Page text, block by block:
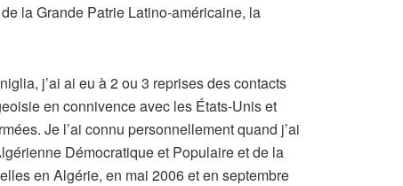
la Grande Patrie Latino-américaine, la
j’ai ai eu à 2 ou 3 reprises des contacts
en connivence avec les États-Unis et
Je l’ai connu personnellement quand j’ai
Démocratique et Populaire et de la
en Algérie, en mai 2006 et en septembre